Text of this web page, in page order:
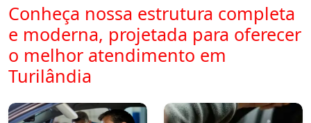
Conheça nossa estrutura completa
e moderna, projetada para oferecer
o melhor atendimento em
Turilândia